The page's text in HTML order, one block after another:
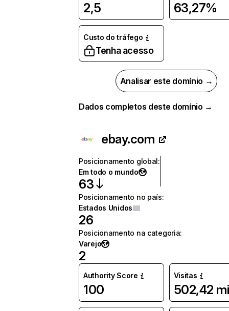
2,5 63,27%
Custo do tráfego
Tenha acesso
Analisar este domínio →
Dados completos deste domínio →
ebay.com
Posicionamento global:
Em todo o mundo
63
Posicionamento no país:
Estados Unidos
26
Posicionamento na categoria:
Varejo
2
Authority Score
100
Visitas
502,42 mi